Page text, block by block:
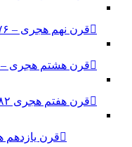
قرن نهم هجری – ۷۷۶ الی ۸۷۳ شمسی
قرن هشتم هجری – ۶۷۹ الی ۷۷۶ شمسی
قرن هفتم هجری ۵۸۲ الی ۶۷۹ شمسی